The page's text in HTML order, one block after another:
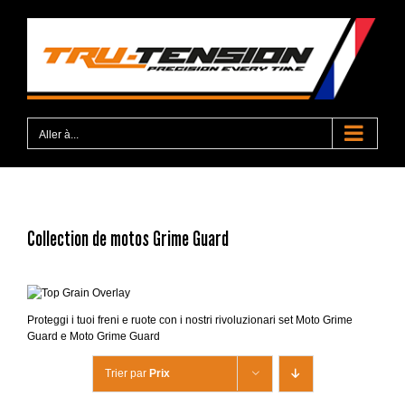
Aller à...
Collection de motos Grime Guard
Proteggi i tuoi freni e ruote con i nostri rivoluzionari set Moto Grime
Guard e Moto Grime Guard
Trier par Prix